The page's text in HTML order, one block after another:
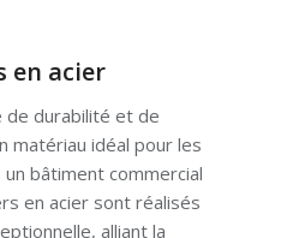
en acier
de durabilité et de
matériau idéal pour les
bâtiment commercial
en acier sont réalisés
alliant la